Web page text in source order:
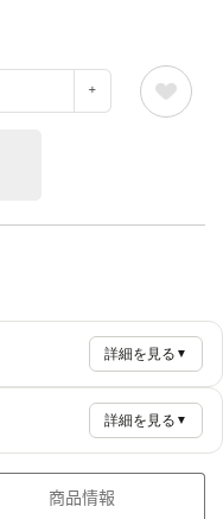
詳細を見る ▼
詳細を見る ▼
商品情報